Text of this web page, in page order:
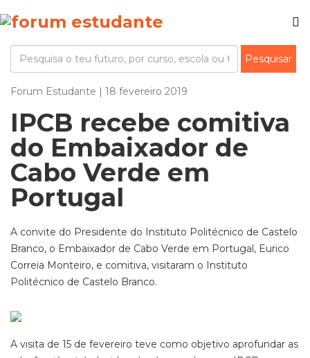
Forum Estudante | 18 fevereiro 2019
IPCB recebe comitiva
do Embaixador de
Cabo Verde em
Portugal
A convite do Presidente do Instituto Politécnico de Castelo
Branco, o Embaixador de Cabo Verde em Portugal, Eurico
Correia Monteiro, e comitiva, visitaram o Instituto
Politécnico de Castelo Branco.
A visita de 15 de fevereiro teve como objetivo aprofundar as